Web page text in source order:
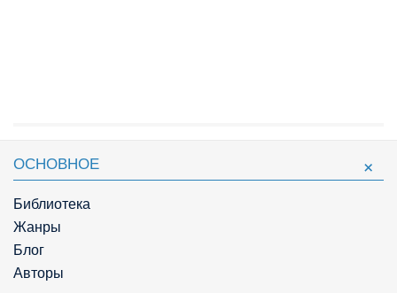
ОСНОВНОЕ
Библиотека
Жанры
Блог
Авторы